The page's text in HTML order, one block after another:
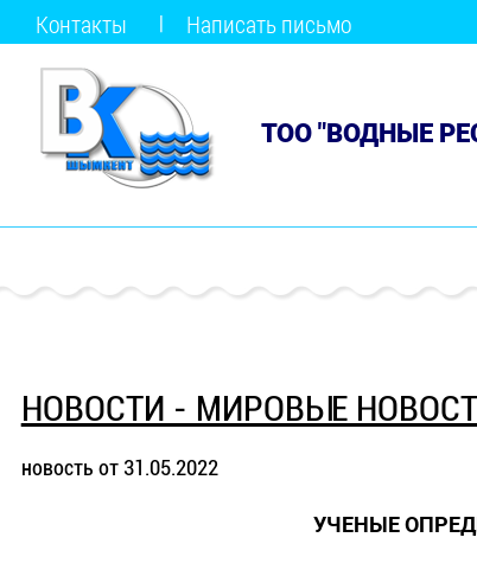
Контакты Написать письмо
ТОО "ВОДНЫЕ
НОВОСТИ - МИРОВЫЕ
новость от 31.05.2022
УЧЕНЫЕ